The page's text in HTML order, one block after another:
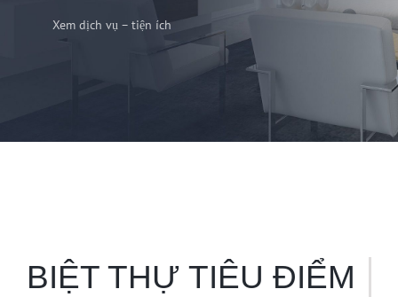
Xem dịch vụ – tiện ích
BIỆT THỰ TIÊU ĐIỂM